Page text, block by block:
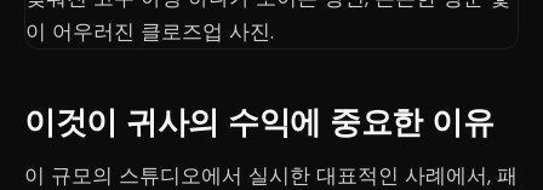
이것이 귀사의 수익에 중요한 이유
이 규모의 스튜디오에서 실시한 대표적인 사례에서, 패